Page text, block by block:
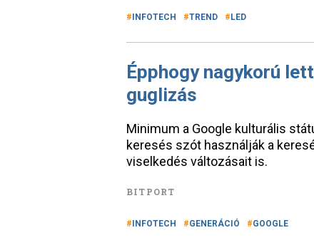
INFOTECH TREND LED
Épphogy nagykorú
guglizás
Minimum a Google kulturális
keresés szót használják a
viselkedés változásait is.
BITPORT
INFOTECH GENERÁCIÓ GOOGLE